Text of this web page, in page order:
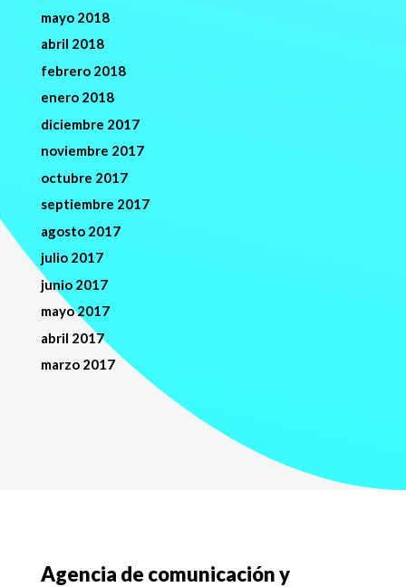
mayo 2018
abril 2018
febrero 2018
enero 2018
diciembre 2017
noviembre 2017
octubre 2017
septiembre 2017
agosto 2017
julio 2017
junio 2017
mayo 2017
abril 2017
marzo 2017
Agencia de comunicación y